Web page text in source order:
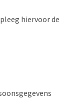
hiervoor de